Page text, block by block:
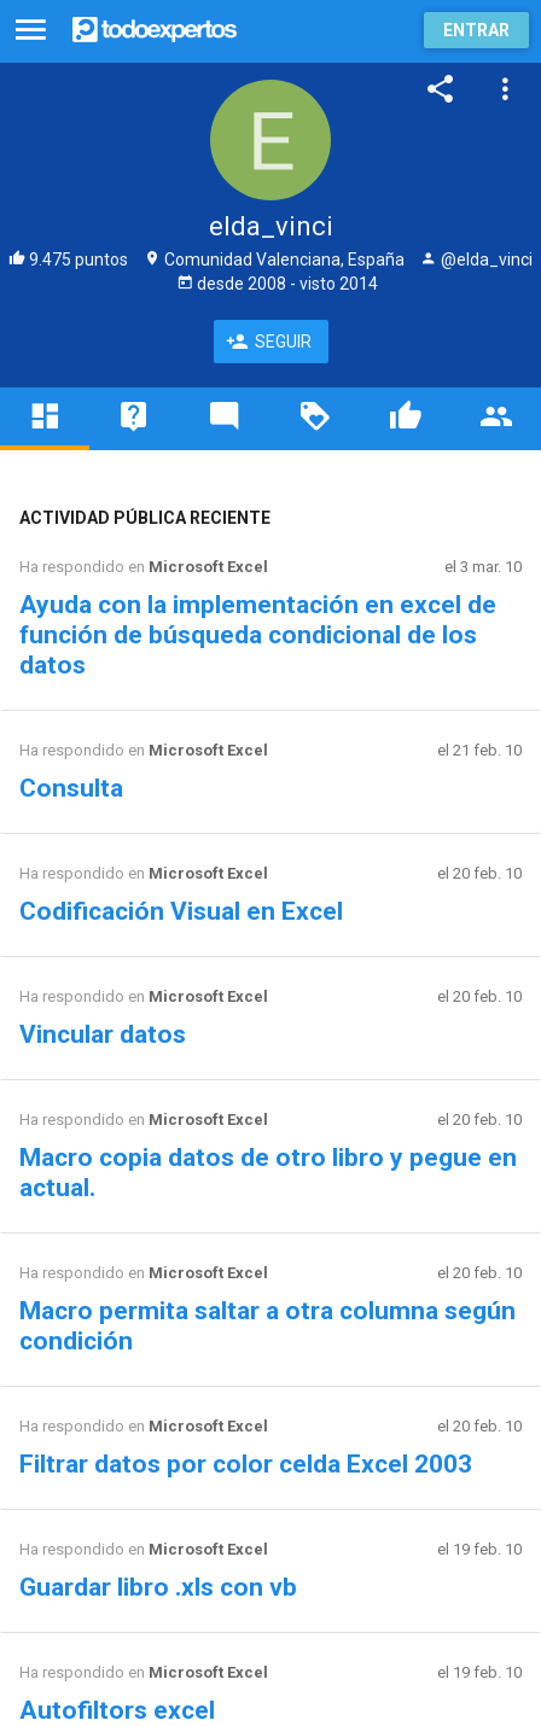
ENTRAR
elda_vinci
9.475 puntos Comunidad Valenciana, España
@elda_vinci
desde 2008 - visto 2014
SEGUIR
ACTIVIDAD PÚBLICA RECIENTE
Ha respondido en Microsoft Excel el 3 mar. 10
Ayuda con la implementación en excel de
función de búsqueda condicional de los
datos
Ha respondido en Microsoft Excel el 21 feb. 10
Consulta
Ha respondido en Microsoft Excel el 20 feb. 10
Codificación Visual en Excel
Ha respondido en Microsoft Excel el 20 feb. 10
Vincular datos
Ha respondido en Microsoft Excel el 20 feb. 10
Macro copia datos de otro libro y pegue en
actual.
Ha respondido en Microsoft Excel el 20 feb. 10
Macro permita saltar a otra columna según
condición
Ha respondido en Microsoft Excel el 20 feb. 10
Filtrar datos por color celda Excel 2003
Ha respondido en Microsoft Excel el 19 feb. 10
Guardar libro .xls con vb
Ha respondido en Microsoft Excel el 19 feb. 10
Autofiltors excel